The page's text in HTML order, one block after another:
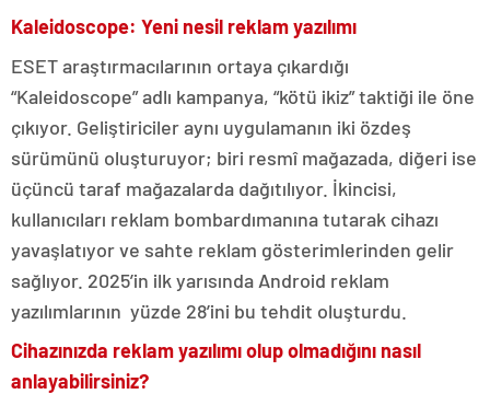
Kaleidoscope: Yeni nesil reklam yazılımı
ESET araştırmacılarının ortaya çıkardığı
“Kaleidoscope” adlı kampanya, “kötü ikiz” taktiği ile öne
çıkıyor. Geliştiriciler aynı uygulamanın iki özdeş
sürümünü oluşturuyor; biri resmî mağazada, diğeri ise
üçüncü taraf mağazalarda dağıtılıyor. İkincisi,
kullanıcıları reklam bombardımanına tutarak cihazı
yavaşlatıyor ve sahte reklam gösterimlerinden gelir
sağlıyor. 2025’in ilk yarısında Android reklam
yazılımlarının yüzde 28’ini bu tehdit oluşturdu.
Cihazınızda reklam yazılımı olup olmadığını nasıl
anlayabilirsiniz?